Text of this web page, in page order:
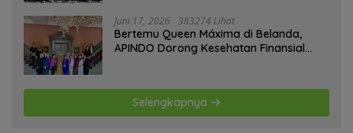
Juni 17, 2026 383274 Lihat
Bertemu Queen Máxima di Belanda,
APINDO Dorong Kesehatan Finansial
Selengkapnya